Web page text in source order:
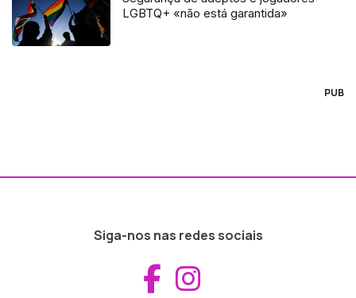
LGBTQ+ «não está garantida»
PUB
Siga-nos nas redes sociais
Aceder ao